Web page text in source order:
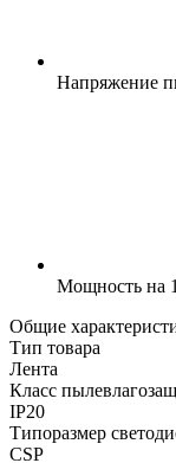
Напряжение
Мощность на
Общие
Тип товара
Лента
Класс
IP20
Типоразмер
CSP